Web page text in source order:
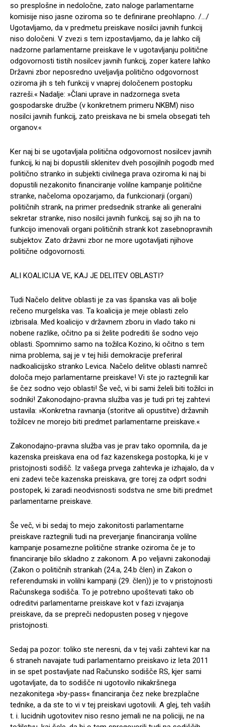
so presplošne in nedoločne, zato naloge parlamentarne
komisije niso jasne oziroma so te definirane preohlapno. /…/
Ugotavljamo, da v predmetu preiskave nosilci javnih funkcij
niso določeni. V zvezi s tem izpostavljamo, da je lahko cilj
nadzorne parlamentarne preiskave le v ugotavljanju politične
odgovornosti tistih nosilcev javnih funkcij, zoper katere lahko
Državni zbor neposredno uveljavlja politično odgovornost
oziroma jih s teh funkcij v vnaprej določenem postopku
razreši.« Nadalje: »Člani uprave in nadzornega sveta
gospodarske družbe (v konkretnem primeru NKBM) niso
nosilci javnih funkcij, zato preiskava ne bi smela obsegati teh
organov.«
Ker naj bi se ugotavljala politična odgovornost nosilcev javnih
funkcij, ki naj bi dopustili sklenitev dveh posojilnih pogodb med
politično stranko in subjekti civilnega prava oziroma ki naj bi
dopustili nezakonito financiranje volilne kampanje politične
stranke, načeloma opozarjamo, da funkcionarji (organi)
političnih strank, na primer predsednik stranke ali generalni
sekretar stranke, niso nosilci javnih funkcij, saj so jih na to
funkcijo imenovali organi političnih strank kot zasebnopravnih
subjektov. Zato državni zbor ne more ugotavljati njihove
politične odgovornosti.
ALI KOALICIJA VE, KAJ JE DELITEV OBLASTI?
Tudi Načelo delitve oblasti je za vas španska vas ali bolje
rečeno murgelska vas. Ta koalicija je meje oblasti zelo
izbrisala. Med koalicijo v državnem zboru in vlado tako ni
nobene razlike, očitno pa si želite podrediti še sodno vejo
oblasti. Spomnimo samo na tožilca Kozino, ki očitno s tem
nima problema, saj je v tej hiši demokracije preferiral
nadkoalicijsko stranko Levica. Načelo delitve oblasti namreč
določa mejo parlamentarne preiskave! Vi ste jo raztegnili kar
še čez sodno vejo oblasti! Še več, vi bi sami želeli biti tožilci in
sodniki! Zakonodajno-pravna služba vas je tudi pri tej zahtevi
ustavila: »Konkretna ravnanja (storitve ali opustitve) državnih
tožilcev ne morejo biti predmet parlamentarne preiskave.«
Zakonodajno-pravna služba vas je prav tako opomnila, da je
kazenska preiskava ena od faz kazenskega postopka, ki je v
pristojnosti sodišč. Iz vašega prvega zahtevka je izhajalo, da v
eni zadevi teče kazenska preiskava, gre torej za odprt sodni
postopek, ki zaradi neodvisnosti sodstva ne sme biti predmet
parlamentarne preiskave.
Še več, vi bi sedaj to mejo zakonitosti parlamentarne
preiskave raztegnili tudi na preverjanje financiranja volilne
kampanje posamezne politične stranke oziroma če je to
financiranje bilo skladno z zakonom. A po veljavni zakonodaji
(Zakon o političnih strankah (24.a, 24.b člen) in Zakon o
referendumski in volilni kampanji (29. člen)) je to v pristojnosti
Računskega sodišča. To je potrebno upoštevati tako ob
odreditvi parlamentarne preiskave kot v fazi izvajanja
preiskave, da se prepreči nedopusten poseg v njegove
pristojnosti.
Sedaj pa pozor: toliko ste neresni, da v tej vaši zahtevi kar na
6 straneh navajate tudi parlamentarno preiskavo iz leta 2011
in se spet postavljate nad Računsko sodišče RS, kjer sami
ugotavljate, da to sodišče ni ugotovilo nikakršnega
nezakonitega »by-pass« financiranja čez neke brezplačne
tednike, a da ste to vi v tej preiskavi ugotovili. A glej, teh vaših
t. i. lucidnih ugotovitev niso resno jemali ne na policiji, ne na